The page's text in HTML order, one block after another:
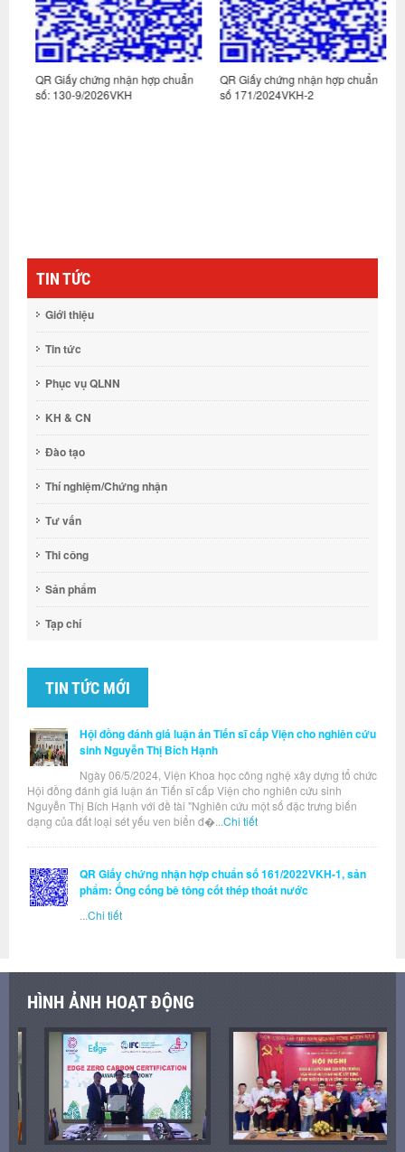
QR Giấy chứng nhận hợp chuẩn
số: 130-9/2026VKH
QR Giấy chứng nhận hợp chuẩn
số 171/2024VKH-2
TIN TỨC
Giới thiệu
Tin tức
Phục vụ QLNN
KH & CN
Đào tạo
Thí nghiệm/Chứng nhận
Tư vấn
Thi công
Sản phẩm
Tạp chí
TIN TỨC MỚI
Hội đồng đánh giá luận án Tiến sĩ cấp Viện cho nghiên cứu
sinh Nguyễn Thị Bích Hạnh
Ngày 06/5/2024, Viện Khoa học công nghệ xây dựng tổ chức
Hội đồng đánh giá luận án Tiến sĩ cấp Viện cho nghiên cứu sinh
Nguyễn Thị Bích Hạnh với đề tài "Nghiên cứu một số đặc trưng biến
dạng của đất loại sét yếu ven biển đ�... Chi tiết
QR Giấy chứng nhận hợp chuẩn số 161/2022VKH-1, sản
phẩm: Ống cống bê tông cốt thép thoát nước
Chi tiết
HÌNH ẢNH HOẠT ĐỘNG